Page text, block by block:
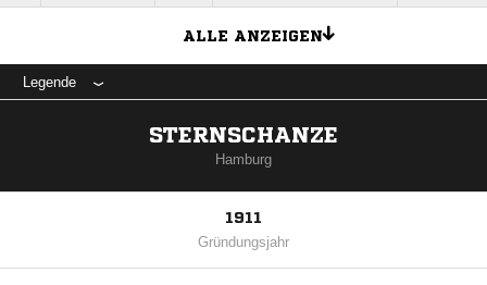
ALLE ANZEIGEN
Legende
STERNSCHANZE
Hamburg
1911
Gründungsjahr